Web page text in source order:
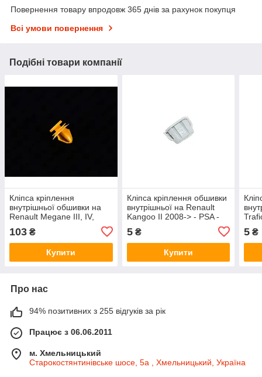
Повернення товару впродовж 365 днів за рахунок покупця
Всі умови повернення
Подібні товари компанії
Кліпса кріплення
внутрішньої обшивки на
Renault Megane III, IV,
Scenic III, Fluence, Clio III,
Kadjar, Lodgy
103 ₴
Купити
Кліпса кріплення обшивки
внутрішньої на Renault
Kangoo II 2008-> - PSA -
5₴
Купити
5 ₴
Про нас
94% позитивних з 255 відгуків за рік
Працює з 06.06.2011
м. Хмельницький
Старокостянтинівське шосе, 5а , Хмельницький, Україна